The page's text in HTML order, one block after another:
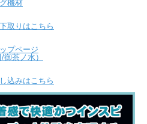
機材
取りはこちら
プページ
茶ノ水）
込みはこちら